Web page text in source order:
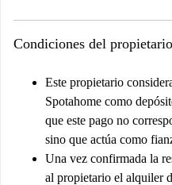
Condiciones del propietario
Este propietario
Spotahome como
que este pago no
sino que actúa como
Una vez confirmada la
al propietario el alquiler